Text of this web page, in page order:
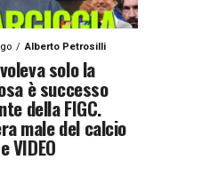
Alberto Petrosilli
solo la
è successo
della FIGC.
male del calcio
VIDEO